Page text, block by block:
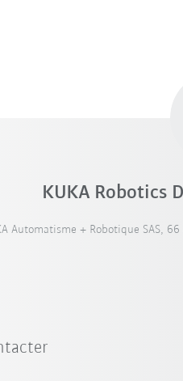
KUKA Robotics
Automatisme + Robotique SAS,